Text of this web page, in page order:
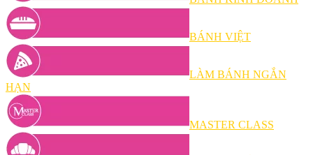
BÁNH VIỆT
LÀM BÁNH NGẮN
HẠN
MASTER CLASS